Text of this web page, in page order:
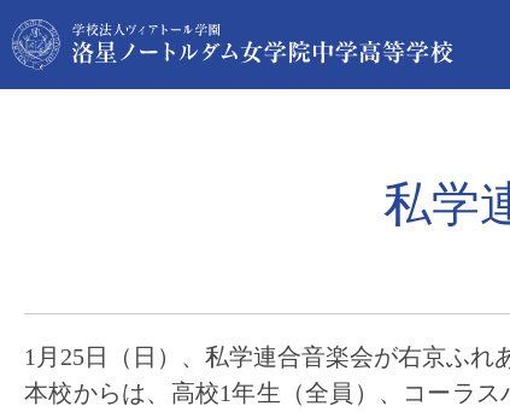
私学
1月25日（日）、私学連合音楽会が右京ふれ
本校からは、高校1年生（全員）、コーラ